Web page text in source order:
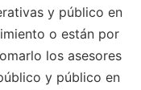
y público en
o están por
los asesores
y público en